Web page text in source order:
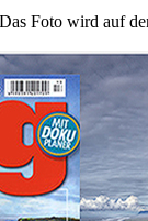
Foto wird auf